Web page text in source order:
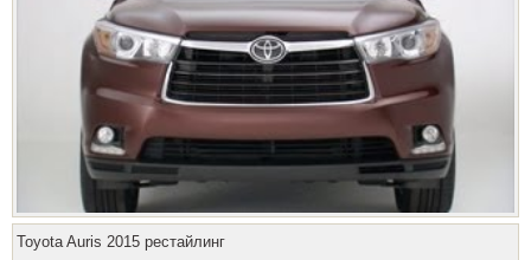
Toyota Auris 2015 рестайлинг